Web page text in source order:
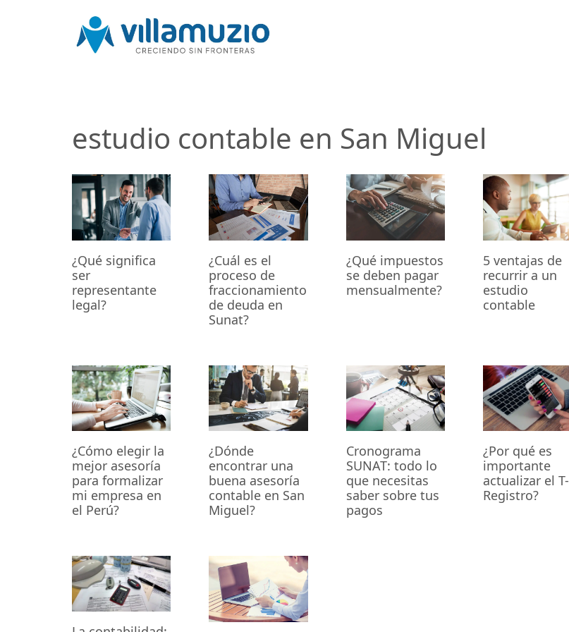
estudio contable en San Miguel
¿Qué significa
ser
representante
legal?
¿Cuál es el
proceso de
fraccionamiento
de deuda en
Sunat?
¿Qué impuestos
se deben pagar
mensualmente?
5 ventajas de
recurrir a un
estudio
contable
¿Cómo elegir la
mejor asesoría
para formalizar
mi empresa en
el Perú?
¿Dónde
encontrar una
buena asesoría
contable en San
Miguel?
Cronograma
SUNAT: todo lo
que necesitas
saber sobre tus
pagos
¿Por qué es
importante
actualizar el T-
Registro?